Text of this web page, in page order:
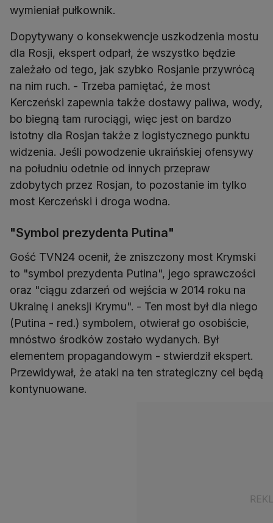
wymieniał pułkownik.
Dopytywany o konsekwencje uszkodzenia mostu
dla Rosji, ekspert odparł, że wszystko będzie
zależało od tego, jak szybko Rosjanie przywrócą
na nim ruch. - Trzeba pamiętać, że most
Kerczeński zapewnia także dostawy paliwa, wody,
bo biegną tam rurociągi, więc jest on bardzo
istotny dla Rosjan także z logistycznego punktu
widzenia. Jeśli powodzenie ukraińskiej ofensywy
na południu odetnie od innych przepraw
zdobytych przez Rosjan, to pozostanie im tylko
most Kerczeński i droga wodna.
"Symbol prezydenta Putina"
Gość TVN24 ocenił, że zniszczony most Krymski
to "symbol prezydenta Putina", jego sprawczości
oraz "ciągu zdarzeń od wejścia w 2014 roku na
Ukrainę i aneksji Krymu". - Ten most był dla niego
(Putina - red.) symbolem, otwierał go osobiście,
mnóstwo środków zostało wydanych. Był
elementem propagandowym - stwierdził ekspert.
Przewidywał, że ataki na ten strategiczny cel będą
kontynuowane.